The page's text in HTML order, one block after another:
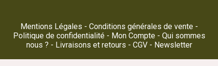
Mentions Légales
Conditions générales de vente
Politique de confidentialité
Mon Compte
Qui sommes
nous ?
Livraisons et retours CGV Newsletter